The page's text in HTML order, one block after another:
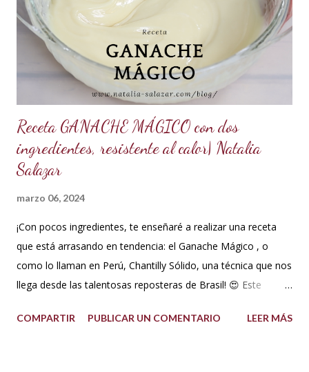
ml de agua o 5 cucharadas de 15 ml *Esencia de almendras
o al gusto *5 ml de VINAGRE BLANCO (opcional, funciona
como preservante) *1 cucharadita de Glicerina ( usar solo si
el clima es ...
Receta GANACHE MÁGICO con dos
ingredientes, resistente al calor| Natalia
Salazar
marzo 06, 2024
¡Con pocos ingredientes, te enseñaré a realizar una receta
que está arrasando en tendencia: el Ganache Mágico , o
como lo llaman en Perú, Chantilly Sólido, una técnica que nos
llega desde las talentosas reposteras de Brasil! 😍 Este
propiedad de solidificarse al enfriarse, evitando así que se
COMPARTIR PUBLICAR UN COMENTARIO LEER MÁS